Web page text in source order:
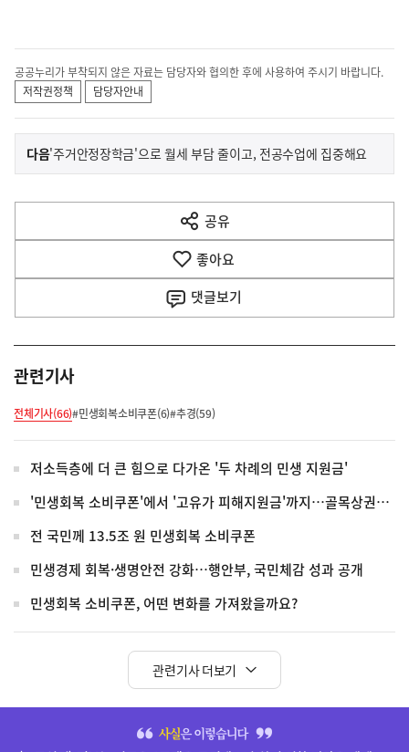
공공누리가 부착되지 않은 자료는 담당자와 협의한 후에 사용하여 주시기 바랍니다.
저작권정책
담당자안내
이
전
다
음
다음기
사
'주거안정장학금'으로 월세 부담 줄이고, 전공수업에 집중해요
공유
열
기
좋아요
댓글보기
관련기사
전체기사(66)#민생회복소비쿠폰(6)#추경(59)
저소득층에 더 큰 힘으로 다가온 '두 차례의 민생 지원금'
'민생회복 소비쿠폰'에서 '고유가 피해지원금'까지…골목상권에 돌아온 활기
전 국민께 13.5조 원 민생회복 소비쿠폰
민생경제 회복·생명안전 강화…행안부, 국민체감 성과 공개
민생회복 소비쿠폰, 어떤 변화를 가져왔을까요?
관련기사 더보기